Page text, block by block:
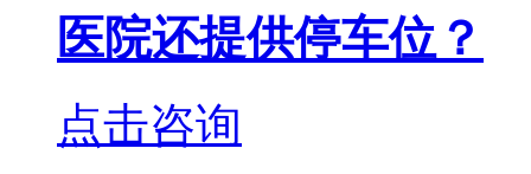
医院还提供停车位？
点击咨询